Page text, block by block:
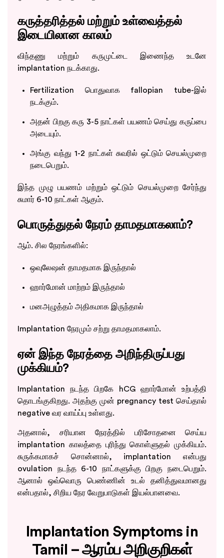
கருத்தரித்தல் மற்றும் உள்வைத்தல்
இடையிலான காலம்
விந்தணு மற்றும் கருமுட்டை இணைந்த உடனே
implantation நடக்காது.
Fertilization பொதுவாக fallopian tube-இல்
நடக்கும்.
அதன் பிறகு கரு 3-5 நாட்கள் பயணம் செய்து கருப்பை
அடையும்.
அங்கு வந்து 1-2 நாட்கள் சுவரில் ஒட்டும் செயல்முறை
நடைபெறும்.
இந்த முழு பயணம் மற்றும் ஒட்டும் செயல்முறை சேர்ந்து
சுமார் 6-10 நாட்கள் ஆகும்.
பொருத்துதல் நேரம் தாமதமாகலாம்?
ஆம். சில நேரங்களில்:
ஒவுலேஷன் தாமதமாக இருந்தால்
ஹார்மோன் மாற்றம் இருந்தால்
மனஅழுத்தம் அதிகமாக இருந்தால்
Implantation நேரமும் சற்று தாமதமாகலாம்.
ஏன் இந்த நேரத்தை அறிந்திருப்பது
முக்கியம்?
Implantation நடந்த பிறகே hCG ஹார்மோன் உற்பத்தி
தொடங்குகிறது. அதற்கு முன் pregnancy test செய்தால்
negative வர வாய்ப்பு உள்ளது.
அதனால், சரியான நேரத்தில் பரிசோதனை செய்ய
implantation காலத்தை புரிந்து கொள்ளுதல் முக்கியம்.
சுருக்கமாகச் சொன்னால், implantation என்பது
ovulation நடந்த 6-10 நாட்களுக்கு பிறகு நடைபெறும்.
ஆனால் ஒவ்வொரு பெண்ணின் உடல் தனித்துவமானது
என்பதால், சிறிய நேர வேறுபாடுகள் இயல்பானவை.
Implantation Symptoms in
Tamil – ஆரம்ப அறிகுறிகள்